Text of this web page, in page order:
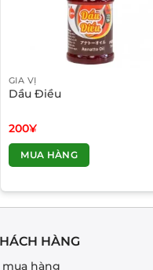
GIA VỊ
Dầu Điều
200¥
MUA HÀNG
HÀNG
hàng